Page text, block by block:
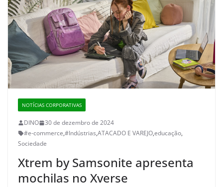
NOTÍCIAS CORPORATIVAS
DINO
30 de dezembro de 2024
#e-commerce,#Indústrias,ATACADO E VAREJO,educação,
Sociedade
Xtrem by Samsonite apresenta
mochilas no Xverse